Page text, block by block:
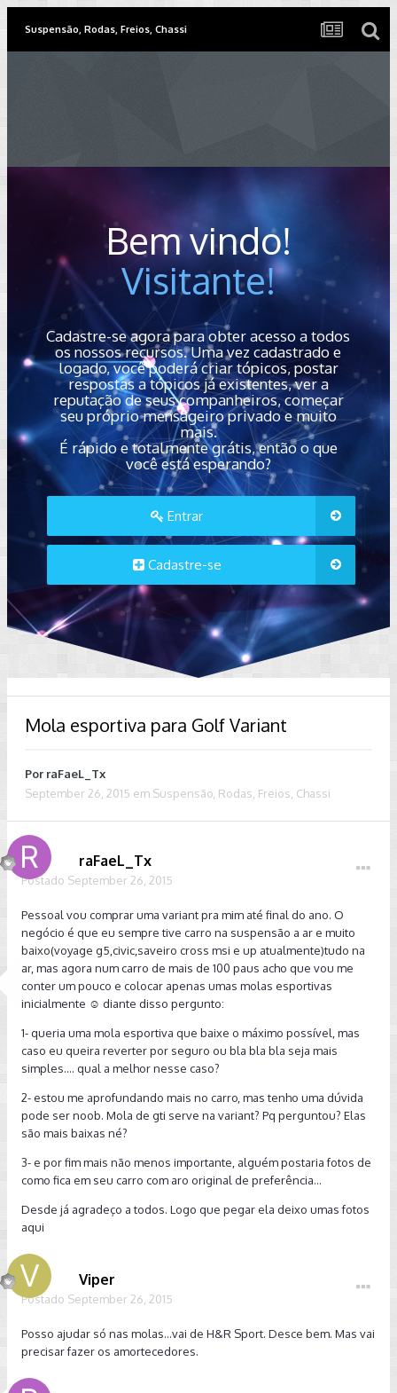
Suspensão, Rodas, Freios, Chassi
Bem vindo!
Visitante!
Cadastre-se agora para obter acesso a todos
os nossos recursos. Uma vez cadastrado e
logado, você poderá criar tópicos, postar
respostas a tópicos já existentes, ver a
reputação de seus companheiros, começar
seu próprio mensageiro privado e muito
mais.
É rápido e totalmente grátis, então o que
você está esperando?
Entrar
Cadastre-se
Mola esportiva para Golf Variant
Por raFaeL_Tx
September 26, 2015 em Suspensão, Rodas, Freios, Chassi
raFaeL_Tx
Postado September 26, 2015
Pessoal vou comprar uma variant pra mim até final do ano. O
negócio é que eu sempre tive carro na suspensão a ar e muito
baixo(voyage g5,civic,saveiro cross msi e up atualmente)tudo na
ar, mas agora num carro de mais de 100 paus acho que vou me
conter um pouco e colocar apenas umas molas esportivas
inicialmente ☺ diante disso pergunto:
1- queria uma mola esportiva que baixe o máximo possível, mas
caso eu queira reverter por seguro ou bla bla bla seja mais
simples.... qual a melhor nesse caso?
2- estou me aprofundando mais no carro, mas tenho uma dúvida
pode ser noob. Mola de gti serve na variant? Pq perguntou? Elas
são mais baixas né?
3- e por fim mais não menos importante, alguém postaria fotos de
como fica em seu carro com aro original de preferência...
Desde já agradeço a todos. Logo que pegar ela deixo umas fotos
aqui
Viper
Postado September 26, 2015
Posso ajudar só nas molas...vai de H&R Sport. Desce bem. Mas vai
precisar fazer os amortecedores.